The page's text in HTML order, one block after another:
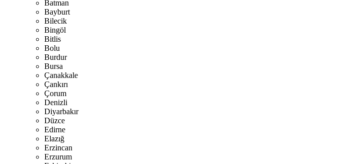
Batman
Bayburt
Bilecik
Bingöl
Bitlis
Bolu
Burdur
Bursa
Çanakkale
Çankırı
Çorum
Denizli
Diyarbakır
Düzce
Edirne
Elazığ
Erzincan
Erzurum